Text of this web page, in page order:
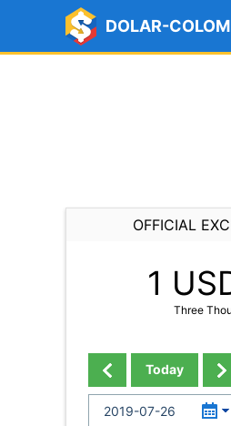
DOLAR-
OFFICIAL
1
Three
Today